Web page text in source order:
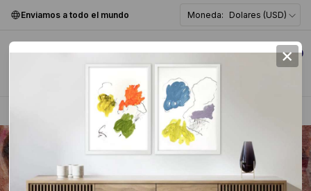
Enviamos a todo el mundo Moneda: Dolares (USD)
0
Figurativa >
×